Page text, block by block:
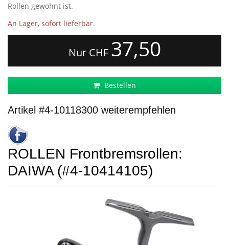
Rollen gewohnt ist.
An Lager, sofort lieferbar.
Nur CHF 37,50
Bestellen
Artikel #4-10118300 weiterempfehlen
ROLLEN Frontbremsrollen:
DAIWA (#4-10414105)